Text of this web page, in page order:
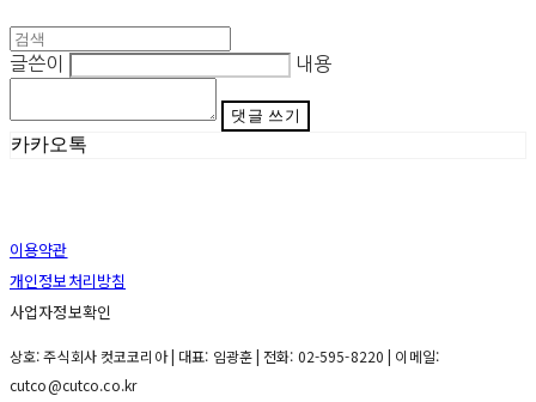
글쓴이 내용
댓글 쓰기
카카오톡
이용약관
개인정보처리방침
사업자정보확인
상호: 주식회사 컷코코리아 | 대표: 임광훈 | 전화: 02-595-8220 | 이메일:
cutco@cutco.co.kr